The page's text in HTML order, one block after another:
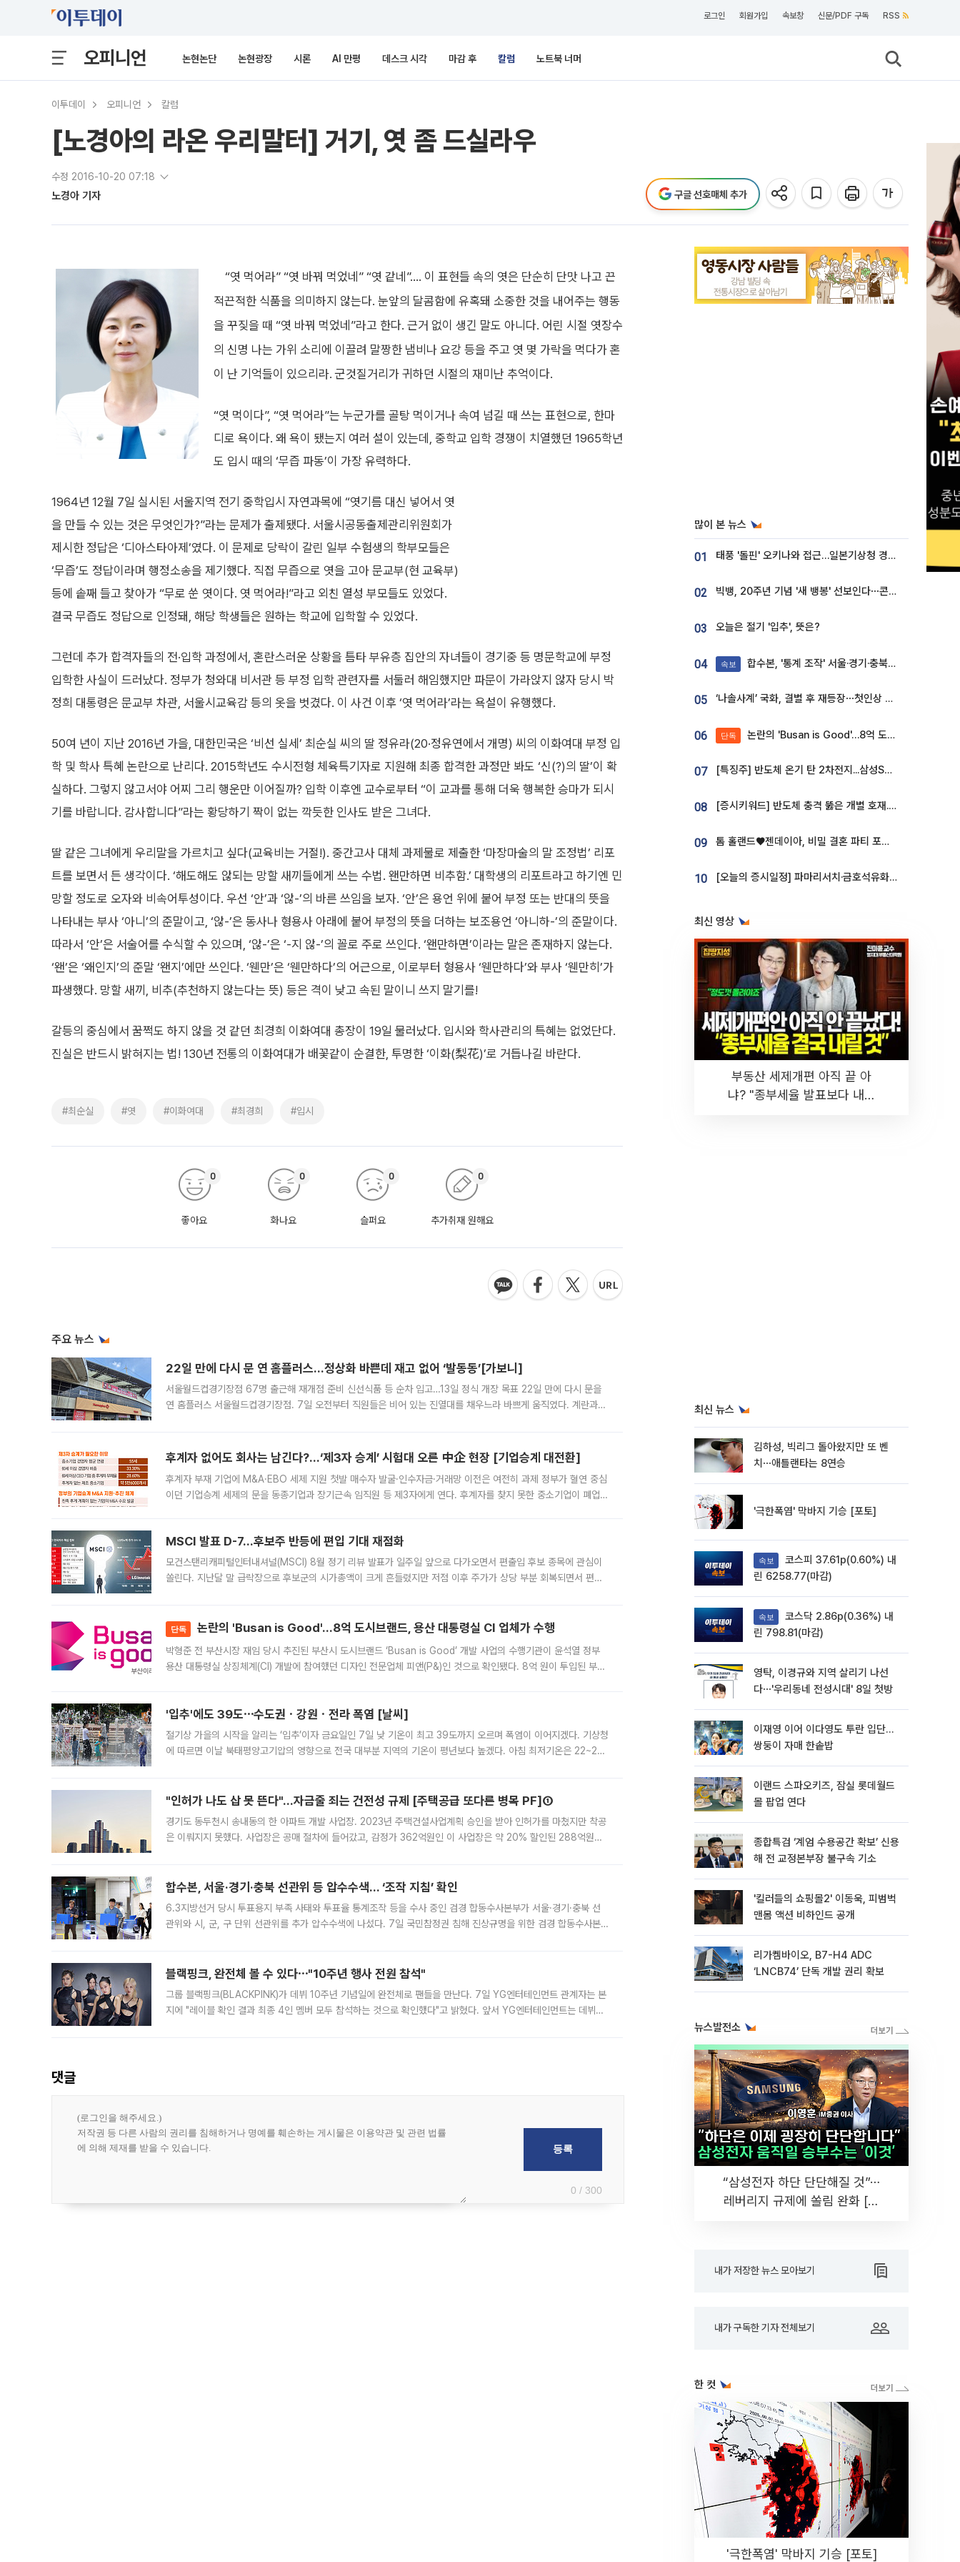
로그인 회원가입 속보창 신문/PDF 구독 RSS
오피니언 논현논단 논현광장 시론 AI 만평 데스크 시각 마감 후 칼럼 노트북 너머
이투데이 오피니언 칼럼
[노경아의 라온 우리말터] 거기, 엿 좀 드실라우
수정 2016-10-20 07:18
노경아 기자 구글 선호매체 추가
“엿 먹어라” “엿 바꿔 먹었네” “엿 같네”…. 이 표현들 속의 엿은 단순히 단맛 나고 끈
적끈적한 식품을 의미하지 않는다. 눈앞의 달콤함에 유혹돼 소중한 것을 내어주는 행동
을 꾸짖을 때 “엿 바꿔 먹었네”라고 한다. 근거 없이 생긴 말도 아니다. 어린 시절 엿장수
의 신명 나는 가위 소리에 이끌려 말짱한 냄비나 요강 등을 주고 엿 몇 가락을 먹다가 혼
이 난 기억들이 있으리라. 군것질거리가 귀하던 시절의 재미난 추억이다.
“엿 먹이다”, “엿 먹어라”는 누군가를 골탕 먹이거나 속여 넘길 때 쓰는 표현으로, 한마
디로 욕이다. 왜 욕이 됐는지 여러 설이 있는데, 중학교 입학 경쟁이 치열했던 1965학년
도 입시 때의 ‘무즙 파동’이 가장 유력하다.
1964년 12월 7일 실시된 서울지역 전기 중학입시 자연과목에 “엿기름 대신 넣어서 엿
을 만들 수 있는 것은 무엇인가?”라는 문제가 출제됐다. 서울시공동출제관리위원회가
제시한 정답은 ‘디아스타아제’였다. 이 문제로 당락이 갈린 일부 수험생의 학부모들은
‘무즙’도 정답이라며 행정소송을 제기했다. 직접 무즙으로 엿을 고아 문교부(현 교육부)
등에 솥째 들고 찾아가 “무로 쑨 엿이다. 엿 먹어라!”라고 외친 열성 부모들도 있었다.
결국 무즙도 정답으로 인정돼, 해당 학생들은 원하는 학교에 입학할 수 있었다.
그런데 추가 합격자들의 전·입학 과정에서, 혼란스러운 상황을 틈타 부유층 집안의 자녀들이 경기중 등 명문학교에 부정
입학한 사실이 드러났다. 정부가 청와대 비서관 등 부정 입학 관련자를 서둘러 해임했지만 파문이 가라앉지 않자 당시 박
정희 대통령은 문교부 차관, 서울시교육감 등의 옷을 벗겼다. 이 사건 이후 ‘엿 먹어라’라는 욕설이 유행했다.
50여 년이 지난 2016년 가을, 대한민국은 ‘비선 실세’ 최순실 씨의 딸 정유라(20·정유연에서 개명) 씨의 이화여대 부정 입
학 및 학사 특혜 논란으로 난리다. 2015학년도 수시전형 체육특기자로 지원해 최종 합격한 과정만 봐도 ‘신(?)의 딸’이 확
실하다. 그렇지 않고서야 어찌 그리 행운만 이어질까? 입학 이후엔 교수로부터 “이 교과를 통해 더욱 행복한 승마가 되시
기를 바랍니다. 감사합니다”라는 황당하기 짝이 없는 깍듯한 인사도 받은 그녀다.
딸 같은 그녀에게 우리말을 가르치고 싶다(교육비는 거절!). 중간고사 대체 과제물로 제출한 ‘마장마술의 말 조정법’ 리포
트를 보면서 든 생각이다. ‘해도해도 않되는 망할 새끼들에게 쓰는 수법. 왠만하면 비추함.’ 대학생의 리포트라고 하기엔 민
망할 정도로 오자와 비속어투성이다. 우선 ‘안’과 ‘않-’의 바른 쓰임을 보자. ‘안’은 용언 위에 붙어 부정 또는 반대의 뜻을
나타내는 부사 ‘아니’의 준말이고, ‘않-’은 동사나 형용사 아래에 붙어 부정의 뜻을 더하는 보조용언 ‘아니하-’의 준말이다.
따라서 ‘안’은 서술어를 수식할 수 있으며, ‘않-’은 ‘-지 않-’의 꼴로 주로 쓰인다. ‘왠만하면’이라는 말은 존재하지 않는다.
‘왠’은 ‘왜인지’의 준말 ‘왠지’에만 쓰인다. ‘웬만’은 ‘웬만하다’의 어근으로, 이로부터 형용사 ‘웬만하다’와 부사 ‘웬만히’가
파생했다. 망할 새끼, 비추(추천하지 않는다는 뜻) 등은 격이 낮고 속된 말이니 쓰지 말기를!
갈등의 중심에서 꿈쩍도 하지 않을 것 같던 최경희 이화여대 총장이 19일 물러났다. 입시와 학사관리의 특혜는 없었단다.
진실은 반드시 밝혀지는 법! 130년 전통의 이화여대가 배꽃같이 순결한, 투명한 ‘이화(梨花)’로 거듭나길 바란다.
#최순실 #엿 #이화여대 #최경희 #입시
좋아요
0
화나요
0
슬퍼요
0
추가취재 원해요
0
주요 뉴스
22일 만에 다시 문 연 홈플러스…정상화 바쁜데 재고 없어 ‘발동동’[가보니]
서울월드컵경기장점 67명 출근해 재개점 준비 신선식품 등 순차 입고…13일 정식 개장 목표 22일 만에 다시 문을
연 홈플러스 서울월드컵경기장점. 7일 오전부터 직원들은 비어 있는 진열대를 채우느라 바쁘게 움직였다. 계란과
후계자 없어도 회사는 남긴다?…‘제3자 승계’ 시험대 오른 中企 현장 [기업승계 대전환]
후계자 부재 기업에 M&A·EBO 세제 지원 첫발 매수자 발굴·인수자금·거래망 이전은 여전히 과제 정부가 혈연 중심
이던 기업승계 세제의 문을 동종기업과 장기근속 임직원 등 제3자에게 연다. 후계자를 찾지 못한 중소기업이 폐업
MSCI 발표 D-7…후보주 반등에 편입 기대 재점화
모건스탠리캐피털인터내셔널(MSCI) 8월 정기 리뷰 발표가 일주일 앞으로 다가오면서 편출입 후보 종목에 관심이
쏠린다. 지난달 말 급락장으로 후보군의 시가총액이 크게 흔들렸지만 저점 이후 주가가 상당 부분 회복되면서 편입
단독 논란의 'Busan is Good'…8억 도시브랜드, 용산 대통령실 CI 업체가 수행
박형준 전 부산시장 재임 당시 추진된 부산시 도시브랜드 ‘Busan is Good’ 개발 사업의 수행기관이 윤석열 정부
용산 대통령실 상징체계(CI) 개발에 참여했던 디자인 전문업체 피앤(P&)인 것으로 확인됐다. 8억 원이 투입된 부산
'입추'에도 39도⋯수도권ㆍ강원ㆍ전라 폭염 [날씨]
절기상 가을의 시작을 알리는 ‘입추’이자 금요일인 7일 낮 기온이 최고 39도까지 오르며 폭염이 이어지겠다. 기상청
에 따르면 이날 북태평양고기압의 영향으로 전국 대부분 지역의 기온이 평년보다 높겠다. 아침 최저기온은 22~27
"인허가 나도 삽 못 뜬다"…자금줄 죄는 건전성 규제 [주택공급 또다른 병목 PF]①
경기도 동두천시 송내동의 한 아파트 개발 사업장. 2023년 주택건설사업계획 승인을 받아 인허가를 마쳤지만 착공
은 이뤄지지 못했다. 사업장은 공매 절차에 들어갔고, 감정가 362억원인 이 사업장은 약 20% 할인된 288억원에
합수본, 서울·경기·충북 선관위 등 압수수색… ‘조작 지침’ 확인
6.3지방선거 당시 투표용지 부족 사태와 투표율 통계조작 등을 수사 중인 검경 합동수사본부가 서울·경기·충북 선
관위와 시, 군, 구 단위 선관위를 추가 압수수색에 나섰다. 7일 국민참정권 침해 진상규명을 위한 검경 합동수사본
블랙핑크, 완전체 볼 수 있다⋯"10주년 행사 전원 참석"
그룹 블랙핑크(BLACKPINK)가 데뷔 10주년 기념일에 완전체로 팬들을 만난다. 7일 YG엔터테인먼트 관계자는 본
지에 "레이블 확인 결과 최종 4인 멤버 모두 참석하는 것으로 확인했다"고 밝혔다. 앞서 YG엔터테인먼트는 데뷔
댓글
0 / 300
많이 본 뉴스
01 태풍 '돌핀' 오키나와 접근…일본기상청 경로 업데이트
02 빅뱅, 20주년 기념 '새 뱅봉' 선보인다⋯콘서트 앞두고 팝업 개최
03 오늘은 절기 '입추', 뜻은?
04 속보 합수본, '통계 조작' 서울·경기·충북 선관위 등 추가 압수수색
05 ‘나솔사계’ 국화, 결별 후 재등장⋯첫인상 투표 휩쓸고 ‘인기녀’ 등극
06 단독 논란의 'Busan is Good'…8억 도시브랜드, 용산 대통령실 CI 업체가 수행
07 [특징주] 반도체 온기 탄 2차전지...삼성SDI, 장 초반 7% 넘게 껑충
08 [증시키워드] 반도체 충격 뚫은 개별 호재...포스코퓨처엠·에코프로·한화솔루션 '눈길'
09 톰 홀랜드♥젠데이아, 비밀 결혼 파티 포착⋯호텔 대관비만 9억
10 [오늘의 증시일정] 파마리서치·금호석유화학·코오롱인더·상상인증권 등
최신 영상
부동산 세제개편 아직 끝 아
냐? "종부세율 발표보다 내릴
최신 뉴스
김하성, 빅리그 돌아왔지만 또 벤
치⋯애틀랜타는 8연승
'극한폭염' 막바지 기승 [포토]
속보
린 6258.77(마감)
속보
린 798.81(마감)
영탁, 이경규와 지역 살리기 나선
다⋯'우리동네 전성시대' 8일 첫방
이재영 이어 이다영도 투란 입단…
쌍둥이 자매 한솥밥
이랜드 스파오키즈, 잠실 롯데월드
몰 팝업 연다
종합특검 ‘계엄 수용공간 확보’ 신용
해 전 교정본부장 불구속 기소
'킬러들의 쇼핑몰2' 이동욱, 피범벅
맨몸 액션 비하인드 공개
리가켐바이오, B7-H4 ADC
‘LNCB74’ 단독 개발 권리 확보
뉴스발전소
“삼성전자 하단 단단해질 것”⋯
레버리지 규제에 쏠림 완화 [찐
내가 저장한 뉴스 모아보기
내가 구독한 기자 전체보기
한 컷
'극한폭염' 막바지 기승 [포토]